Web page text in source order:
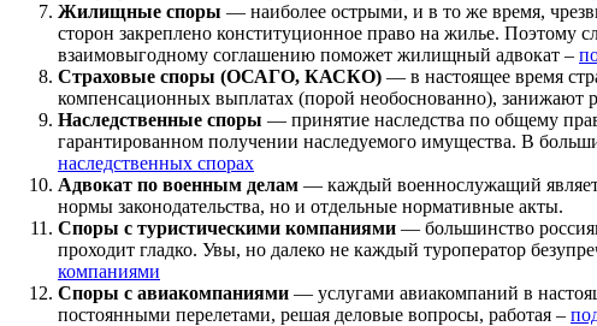
Жилищные споры — наиболее острыми, и в то же время,
сторон закреплено конституционное право на жилье. Поэтому
взаимовыгодному соглашению поможет жилищный адвокат –
Страховые споры (ОСАГО, КАСКО) — в настоящее время
компенсационных выплатах (порой необоснованно), занижают
Наследственные споры — принятие наследства по общему
гарантированном получении наследуемого имущества. В
наследственных спорах
Адвокат по военным делам — каждый военнослужащий
нормы законодательства, но и отдельные нормативные акты.
Споры с туристическими компаниями — большинство
проходит гладко. Увы, но далеко не каждый туроператор
компаниями
Споры с авиакомпаниями — услугами авиакомпаний в
постоянными перелетами, решая деловые вопросы, работая –